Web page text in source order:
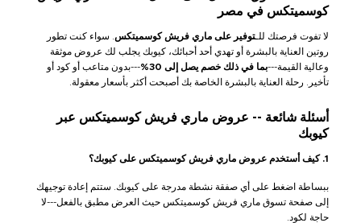
كوسميتكس في مصر
لا تفوت فرصتك للـتوفير على ماري فريش كوسميتكس . سواء كنت تطور
روتين العناية بالبشرة أو تهدي أحد أحبائك، كيوبك يجلب لك عروض موثقة
وعالية القيمة---بما في ذلك خصم يصل إلى 30%
---بدون متاعب أو كود أو
تأخير. رحلة العناية بالبشرة الخاصة بك أصبحت أكثر بأسعار معقولة.
أسئلة شائعة -- عروض ماري فريش كوسميتكس عبر
كيوبك
1. كيف أستخدم عروض ماري فريش كوسميتكس على كيوبك؟
ببساطة اضغط على أي صفقة نشطة مدرجة على كيوبك. ستتم إعادة توجيهك
إلى صفحة تسوق ماري فريش كوسميتكس حيث العرض مطبق بالفعل---لا
حاجة لكود.